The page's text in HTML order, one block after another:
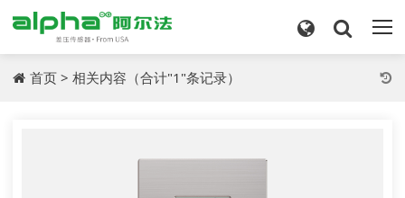
首页 > 相关内容 （合计"1"条记录）